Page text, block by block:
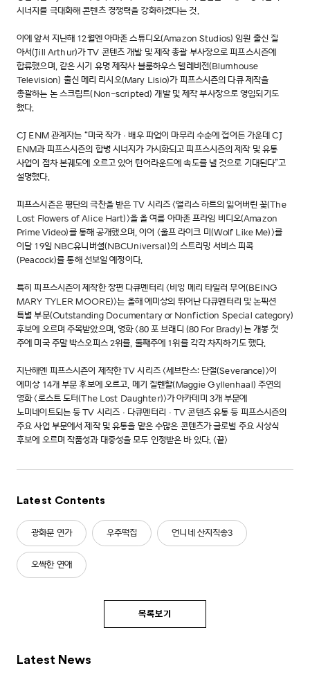
시너지를 극대화해 콘텐츠 경쟁력을 강화하겠다는 것.
이에 앞서 지난해 12월엔 아마존 스튜디오(Amazon Studios) 임원 출신 질
아서(Jill Arthur)가 TV 콘텐츠 개발 및 제작 총괄 부사장으로 피프스시즌에
합류했으며, 같은 시기 유명 제작사 블룸하우스 텔레비전(Blumhouse
Television) 출신 메리 리시오(Mary Lisio)가 피프스시즌의 다큐 제작을
총괄하는 논 스크립트(Non-scripted) 개발 및 제작 부사장으로 영입되기도
했다.
CJ ENM 관계자는 “미국 작가ㆍ배우 파업이 마무리 수순에 접어든 가운데 CJ
ENM과 피프스시즌의 합병 시너지가 가시화되고 피프스시즌의 제작 및 유통
사업이 점차 본궤도에 오르고 있어 턴어라운드에 속도를 낼 것으로 기대된다”고
설명했다.
피프스시즌은 평단의 극찬을 받은 TV 시리즈 <앨리스 하트의 잃어버린 꽃(The
Lost Flowers of Alice Hart)>을 올 여름 아마존 프라임 비디오(Amazon
Prime Video)를 통해 공개했으며, 이어 <울프 라이크 미(Wolf Like Me)>를
이달 19일 NBC유니버셜(NBCUniversal)의 스트리밍 서비스 피콕
(Peacock)를 통해 선보일 예정이다.
특히 피프스시즌이 제작한 장편 다큐멘터리 <비잉 메리 타일러 무어(BEING
MARY TYLER MOORE)>는 올해 에미상의 뛰어난 다큐멘터리 및 논픽션
특별 부문(Outstanding Documentary or Nonfiction Special category)
후보에 오르며 주목받았으며, 영화 <80 포 브래디 (80 For Brady)는 개봉 첫
주에 미국 주말 박스오피스 2위를, 둘째주에 1위를 각각 차지하기도 했다.
지난해엔 피프스시즌이 제작한 TV 시리즈 <세브란스: 단절(Severance)>이
에미상 14개 부문 후보에 오르고, 메기 질렌할(Maggie Gyllenhaal) 주연의
영화 <로스트 도터(The Lost Daughter)>가 아카데미 3개 부문에
노미네이트되는 등 TV 시리즈ㆍ다큐멘터리ㆍTV 콘텐츠 유통 등 피프스시즌의
주요 사업 부문에서 제작 및 유통을 맡은 수많은 콘텐츠가 글로벌 주요 시상식
후보에 오르며 작품성과 대중성을 모두 인정받은 바 있다. <끝>
Latest Contents
광화문 연가 우주떡집 언니네 산지직송3
오싹한 연애
목록보기
Latest News